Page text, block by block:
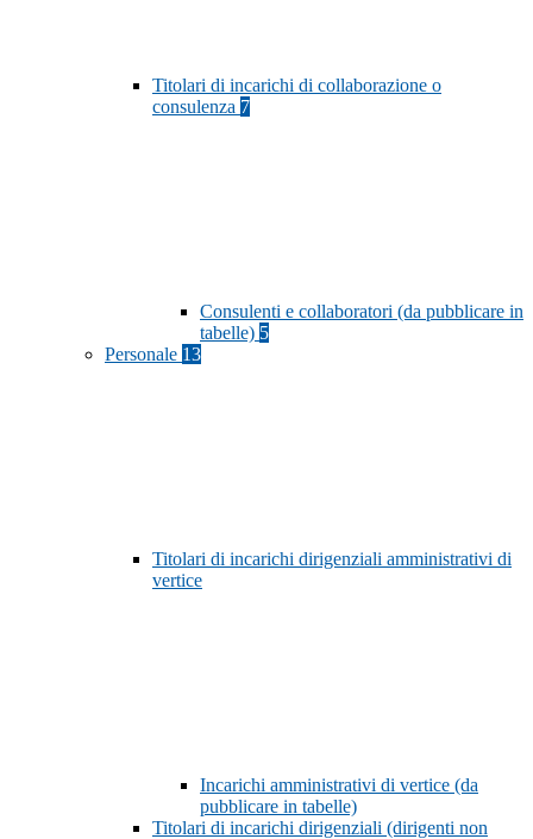
Titolari di incarichi di collaborazione o
consulenza 7
Consulenti e collaboratori (da pubblicare in
tabelle) 5
Personale 13
Titolari di incarichi dirigenziali amministrativi di
vertice
Incarichi amministrativi di vertice (da
pubblicare in tabelle)
Titolari di incarichi dirigenziali (dirigenti non